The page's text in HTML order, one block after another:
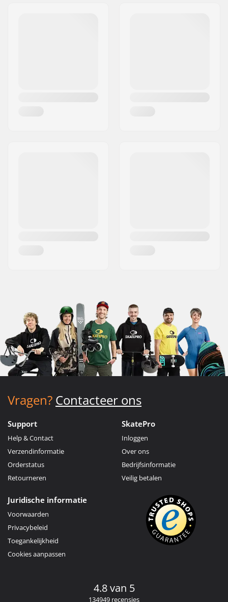
Vragen? Contacteer ons
Support
Help & Contact
Verzendinformatie
Orderstatus
Retourneren
SkatePro
Inloggen
Over ons
Bedrijfsinformatie
Veilig betalen
Juridische informatie
Voorwaarden
Privacybeleid
Toegankelijkheid
Cookies aanpassen
4.8 van 5
134949 recensies